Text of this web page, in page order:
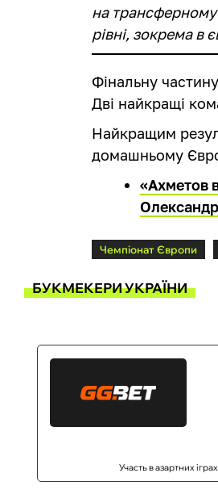
на
рівні, зокрема
Фінальну
Дві найкращі
Найкращим
домашньому
«Ахметов
Чемпіонат Європи
БУКМЕКЕРИ УКРАЇНИ
Участь в азартних